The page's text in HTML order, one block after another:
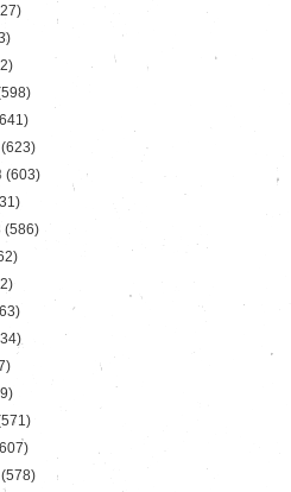
(623)
(603)
(586)
(578)